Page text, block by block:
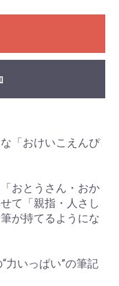
「おけいこえんぴ
おとうさん・おか
て「親指・人さし
が持てるようにな
力いっぱい”の筆記